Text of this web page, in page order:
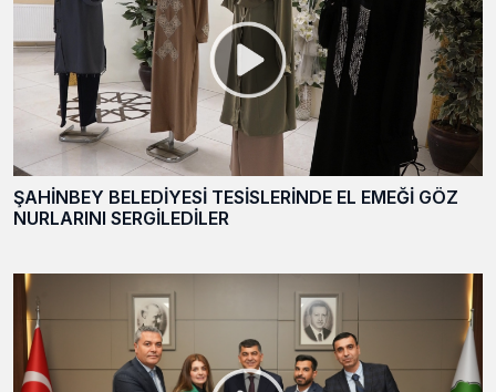
ŞAHİNBEY BELEDİYESİ TESİSLERİNDE EL EMEĞİ GÖZ
NURLARINI SERGİLEDİLER